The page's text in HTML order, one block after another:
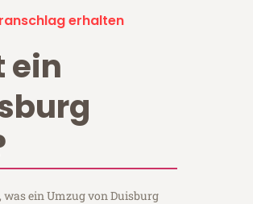
erhalten
ein
ein Umzug von Duisburg